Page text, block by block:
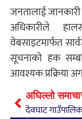
जनतालाई जानकारी
अधिकारीले
वेबसाइटमार्फत
सूचनाको हक
आवश्यक प्रक्रिया
अघिल्लो